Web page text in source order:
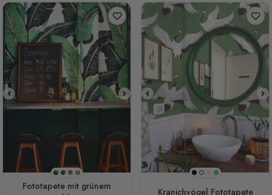
Stil 1
Stil 2
Stil 3
Stil 4
Fototapete mit grünem
Schwarz
Weiß
Rosa
Grün
Kranichvögel Fototapete